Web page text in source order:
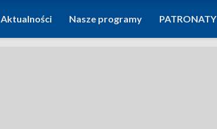
Aktualności Nasze programy PATRONATY